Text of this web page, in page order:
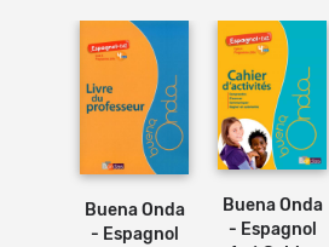
Ajouter
au
Buena Onda
- Espagnol
Ajouter
au
Buena Onda
- Espagnol